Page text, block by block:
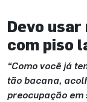
Devo
com piso
“Como você já
tão bacana,
preocupação em